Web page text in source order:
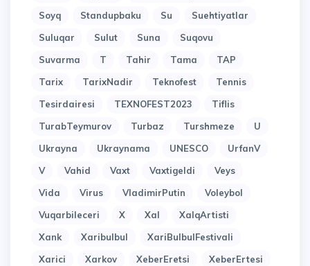
Soyq
Standupbaku Su
Suehtiyatlar
Suluqar
Sulut Suna
Suqovu
Suvarma
T Tahir Tama
TAP
Tarix
TarixNadir Teknofest
Tennis
Tesirdairesi
TEXNOFEST2023
Tiflis
TurabTeymurov
Turbaz Turshmeze
U
Ukrayna
Ukraynama UNESCO
UrfanV
V
Vahid Vaxt Vaxtigeldi
Veys
Vida
Virus VladimirPutin
Voleybol
Vuqarbileceri
X Xal
XalqArtisti
Xank
Xaribulbul
XariBulbulFestivali
Xarici
Xarkov XeberEretsi
XeberErtesi